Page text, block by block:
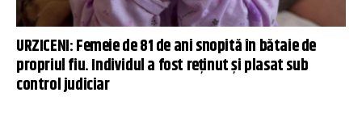
URZICENI: Femeie de 81 de ani snopită în bătaie de
propriul fiu. Individul a fost reţinut şi plasat sub
control judiciar